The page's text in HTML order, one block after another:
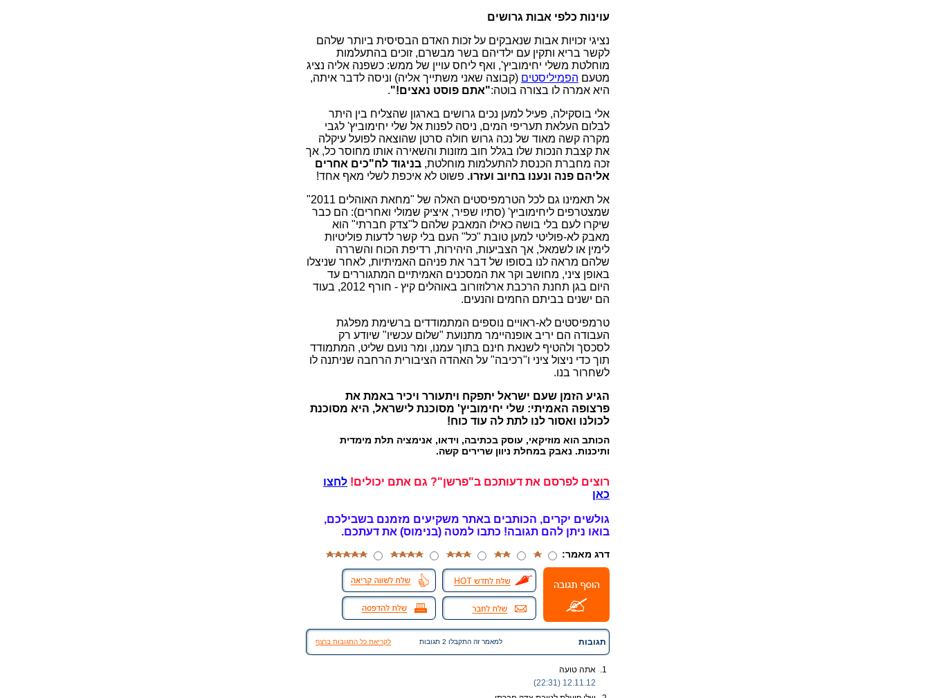
עוינות כלפי אבות גרושים
נציגי זכויות אבות שנאבקים על זכות האדם הבסיסית ביותר שלהם
לקשר בריא ותקין עם ילדיהם בשר מבשרם, זוכים בהתעלמות
מוחלטת משלי יחימוביץ', ואף ליחס עויין של ממש: כשפנה אליה נציג
מטעם הפמיליסטים (קבוצה שאני משתייך אליה) וניסה לדבר איתה,
היא אמרה לו בצורה בוטה:"אתם פוסט נאצים!".
אלי בוסקילה, פעיל למען נכים גרושים בארגון שהצליח בין היתר
לבלום העלאת תעריפי המים, ניסה לפנות אל שלי יחימוביץ' לגבי
מקרה קשה מאוד של נכה גרוש חולה סרטן שהוצאה לפועל עיקלה
את קצבת הנכות שלו בגלל חוב מזונות והשאירה אותו מחוסר כל, אך
זכה מחברת הכנסת להתעלמות מוחלטת, בניגוד לח"כים אחרים
אליהם פנה ונענו בחיוב ועזרו. פשוט לא איכפת לשלי מאף אחד!
אל תאמינו גם לכל הטרמפיסטים האלה של "מחאת האוהלים 2011"
שמצטרפים ליחימוביץ' (סתיו שפיר, איציק שמולי ואחרים): הם כבר
שיקרו לעם בלי בושה כאילו המאבק שלהם ל"צדק חברתי" הוא
מאבק לא-פוליטי למען טובת "כל" העם בלי קשר לדעות פוליטיות
לימין או לשמאל, אך הצביעות, היהירות, רדיפת הכוח והשררה
שלהם מראה לנו בסופו של דבר את פניהם האמיתיות, לאחר שניצלו
באופן ציני, מחושב וקר את המסכנים האמיתיים המתגוררים עד
היום בגן תחנת הרכבת ארלוזורוב באוהלים קיץ - חורף 2012, בעוד
הם ישנים בביתם החמים והנעים.
טרמפיסטים לא-ראויים נוספים המתמודדים ברשימת מפלגת
העבודה הם יריב אופנהיימר מתנועת "שלום עכשיו" שיודע רק
לסכסך ולהטיף לשנאת חינם בתוך עמנו, ומר נועם שליט, המתמודד
תוך כדי ניצול ציני ו"רכיבה" על האהדה הציבורית הרחבה שניתנה לו
לשחרור בנו.
הגיע הזמן שעם ישראל יתפקח ויתעורר ויכיר באמת את
פרצופה האמיתי: שלי יחימוביץ' מסוכנת לישראל, היא מסוכנת
לכולנו ואסור לנו לתת לה עוד כוח!
הכותב הוא מוזיקאי, עוסק בכתיבה, וידאו, אנימציה תלת מימדית
ותיכנות. נאבק במחלת ניוון שרירים קשה.
רוצים לפרסם את דעותכם ב"פרשן"? גם אתם יכולים! לחצו
כאן
גולשים יקרים, הכותבים באתר משקיעים מזמנם בשבילכם,
בואו ניתן להם תגובה! כתבו למטה (בנימוס) את דעתכם.
דרג מאמר:
תגובות למאמר זה התקבלו 2 תגובות לקריאת כל התגובות ברצף
1.
אתה טועה
12.11.12 (22:31)